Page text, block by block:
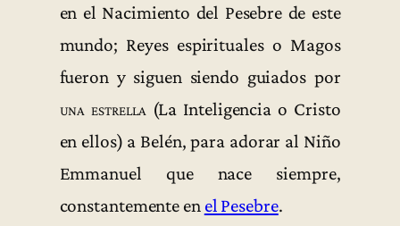
en el Nacimiento del Pesebre de este
mundo; Reyes espirituales o Magos
fueron y siguen siendo guiados por
una estrella (La Inteligencia o Cristo
en ellos) a Belén, para adorar al Niño
Emmanuel que nace siempre,
constantemente en el Pesebre.